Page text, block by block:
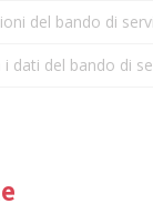
del bando di
i dati del bando di